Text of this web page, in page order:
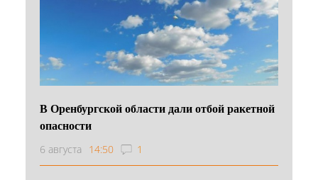
В Оренбургской области дали отбой ракетной
опасности
6 августа 14:50 1